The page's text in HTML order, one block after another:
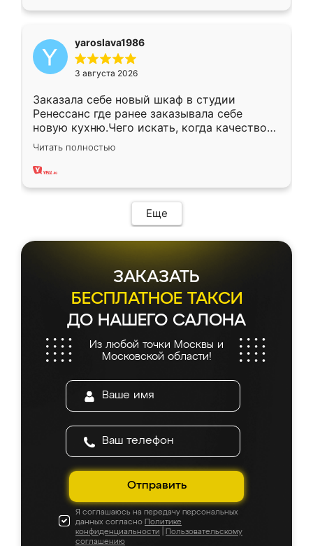
yaroslava1986
3 августа 2026
Заказала себе новый шкаф в студии
Ренессанс где ранее заказывала себе
новую кухню.Чего искать, когда качеством
вполне довольна. Служит кухня уже почти
два года, нареканий нет.
Читать полностью
Еще
ЗАКАЗАТЬ
БЕСПЛАТНОЕ ТАКСИ
ДО НАШЕГО САЛОНА
Из любой точки Москвы и
Московской области!
Отправить
Я соглашаюсь на передачу персональных
данных согласно Политике
конфиденциальности
Пользовательскому
соглашению